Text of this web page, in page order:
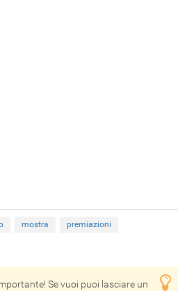
mostra
premiazioni
Se vuoi puoi lasciare un